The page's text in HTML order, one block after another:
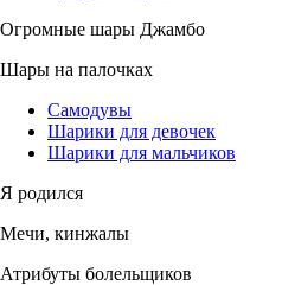
Огромные шары Джамбо
Шары на палочках
Самодувы
Шарики для девочек
Шарики для мальчиков
Я родился
Мечи, кинжалы
Атрибуты болельщиков